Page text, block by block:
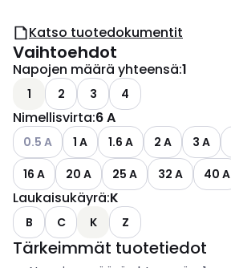
Katso tuotedokumentit
Vaihtoehdot
Napojen määrä yhteensä:1
1 2 3 4
Nimellisvirta:6 A
Katso käytettävissä olevat vaihtoehdot
0.5 A 1 A 1.6 A 2 A 3 A
16 A
20 A 25 A 32 A 40 A
Laukaisukäyrä:K
B C K Z
Tärkeimmät tuotetiedot